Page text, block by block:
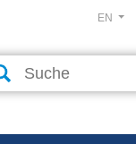
EN